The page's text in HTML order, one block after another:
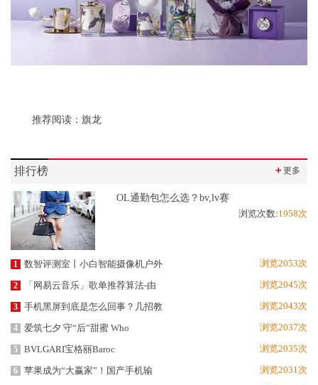
推荐阅读： 旗龙
排行榜 ＋更多
OL通勤包怎么选？bv,lv赛
浏览次数:1958次
1 数智评测室丨小白智能摄像机户外 浏览2053次
2 「网易云音乐」歌单推荐算法-由 浏览2045次
3 手机黑屏到底是怎么回事？几招教 浏览2043次
4 爱筑七夕 守“后”甜蜜 Who 浏览2037次
5 BVLGARI宝格丽Baroc 浏览2035次
6 苹果成为“大赢家”！国产手机输 浏览2031次